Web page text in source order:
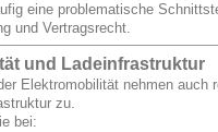
eine problematische
und Vertragsrecht.
und Ladeinfrastruktur
Elektromobilität nehmen auch
zu.
bei: